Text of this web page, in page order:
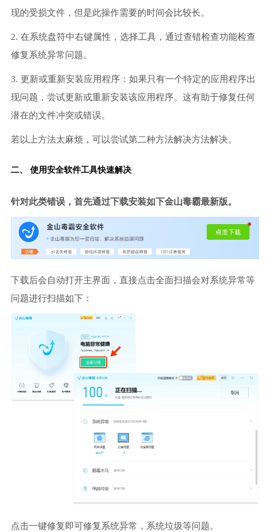
现的受损文件，但是此操作需要的时间会比较长。
2. 在系统盘符中右键属性，选择工具，通过查错检查功能检查
修复系统异常问题。
3. 更新或重新安装应用程序：如果只有一个特定的应用程序出
现问题，尝试更新或重新安装该应用程序。这有助于修复任何
潜在的文件冲突或错误。
若以上方法太麻烦，可以尝试第二种方法解决方法解决。
二、 使用安全软件工具快速解决
针对此类错误，首先通过下载安装如下金山毒霸最新版。
下载后会自动打开主界面，直接点击全面扫描会对系统异常等
问题进行扫描如下：
点击一键修复即可修复系统异常，系统垃圾等问题。